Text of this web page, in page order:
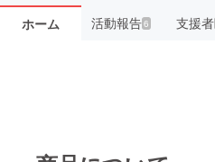
ホーム 活動報告6 支援者